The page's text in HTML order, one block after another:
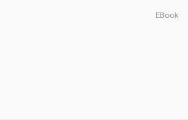
เทคโนโลยี การสื่อสาร วิทยาศาสตร์
เทคโนโลยี การสื่อสาร วิทยาศาสตร์
EBook